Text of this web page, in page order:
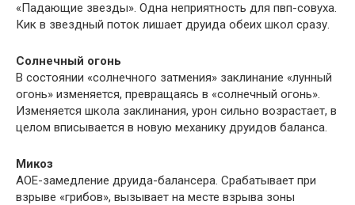
«Падающие звезды». Одна неприятность для пвп-совуха.
Кик в звездный поток лишает друида обеих школ сразу.
Солнечный огонь
В состоянии «солнечного затмения» заклинание «лунный
огонь» изменяется, превращаясь в «солнечный огонь».
Изменяется школа заклинания, урон сильно возрастает, в
целом вписывается в новую механику друидов баланса.
Микоз
АОЕ-замедление друида-балансера. Срабатывает при
взрыве «грибов», вызывает на месте взрыва зоны